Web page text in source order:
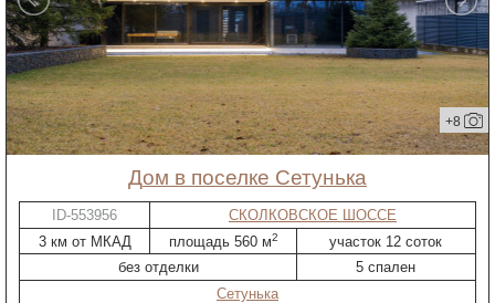
+8
дом в поселке Сетунька
ID-553956
СКОЛКОВСКОЕ ШОССЕ
3 км от МКАД
площадь 560 м2
участок 12 соток
без отделки
5 спален
Сетунька